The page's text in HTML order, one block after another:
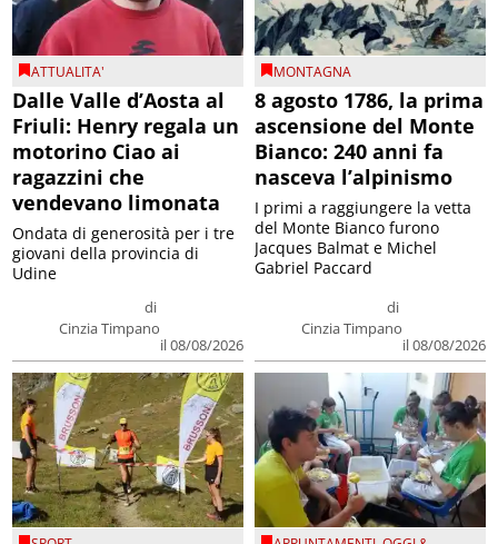
ATTUALITA'
Dalle Valle d’Aosta al
Friuli: Henry regala un
motorino Ciao ai
ragazzini che
vendevano limonata
di
Cinzia Timpano
il 08/08/2026
Ondata di generosità per i tre
giovani della provincia di
Udine
MONTAGNA
8 agosto 1786, la prima
ascensione del Monte
Bianco: 240 anni fa
nasceva l’alpinismo
di
Cinzia Timpano
il 08/08/2026
I primi a raggiungere la vetta
del Monte Bianco furono
Jacques Balmat e Michel
Gabriel Paccard